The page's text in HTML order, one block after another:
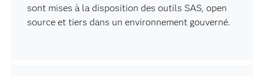
sont mises à la disposition des outils SAS, open
source et tiers dans un environnement gouverné.